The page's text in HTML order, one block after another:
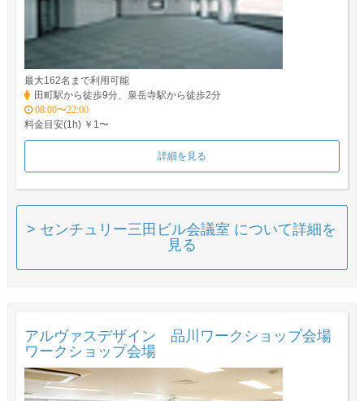
最大162名まで利用可能
田町駅から徒歩9分、泉岳寺駅から徒歩2分
08:00〜22:00
料金目安(1h) ￥1〜
詳細を見る
> センチュリー三田ビル会議室 について詳細を
見る
アルヴァスデザイン 品川ワークショップ会場
ワークショップ会場